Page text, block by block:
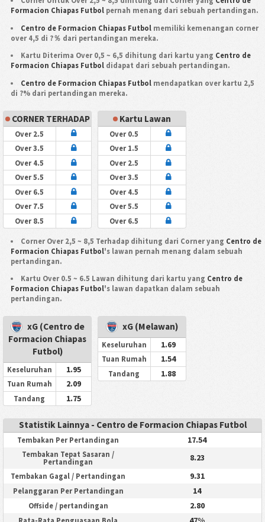
Formacion Chiapas Futbolpernah menang dari sebuah pertandingan.
Centro de Formacion Chiapas Futbol memiliki kemenangan corner
over 4,5 di ?％ dari pertandingan mereka.
Kartu Diterima Over 0,5 ~ 6,5 dihitung dari kartu yang Centro de
Formacion Chiapas Futboldidapat dari sebuah pertandingan.
Centro de Formacion Chiapas Futbol mendapatkan over kartu 2,5
di ?% dari pertandingan mereka.
CORNER TERHADAP
Over 2.5
Over 3.5
Over 4.5
Over 5.5
Over 6.5
Over 7.5
Over 8.5
Kartu Lawan
Over 0.5
Over 1.5
Over 2.5
Over 3.5
Over 4.5
Over 5.5
Over 6.5
Corner Over 2,5 ~ 8,5 Terhadap dihitung dari Corner yang Centro de
Formacion Chiapas Futbol's lawan pernah menang dalam sebuah
pertandingan.
Kartu Over 0.5 ~ 6.5 Lawan dihitung dari kartu yang Centro de
Formacion Chiapas Futbol's lawan dapatkan dalam sebuah
pertandingan.
xG (Centro de
Formacion Chiapas
Futbol)
Keseluruhan 1.95
Tuan Rumah 2.09
Tandang 1.75
xG (Melawan)
Keseluruhan 1.69
Tuan Rumah 1.54
Tandang 1.88
Statistik Lainnya - Centro de Formacion Chiapas Futbol
Tembakan Per Pertandingan 17.54
Tembakan Tepat Sasaran /
Pertandingan
8.23
Tembakan Gagal / Pertandingan 9.31
Pelanggaran Per Pertandingan 14
Offside / pertandingan 2.80